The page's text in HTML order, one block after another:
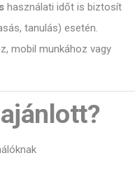
használati időt is biztosít
tanulás) esetén.
mobil munkához vagy